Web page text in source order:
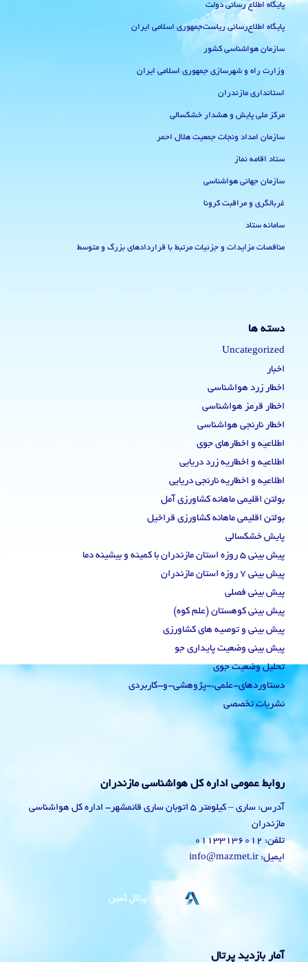
پایگاه اطلاع رسانی دولت
پایگاه اطلاع‌رسانی ریاست‌جمهوری اسلامی ایران
سازمان هواشناسی کشور
وزارت راه و شهرسازی جمهوری اسلامی ایران
استانداری مازندران
مرکز ملی پایش و هشدار خشکسالی
سازمان امداد ونجات جمعیت هلال احمر
ستاد اقامه نماز
سازمان جهانی هواشناسی
غربالگری و مراقبت کرونا
سامانه ستاد
مناقصات مزایدات و جزئیات مرتبط با قراردادهای بزرگ و متوسط
دسته ها
Uncategorized
اخبار
اخطار زرد هواشناسی
اخطار قرمز هواشناسی
اخطار نارنجی هواشناسی
اطلاعیه و اخطارهای جوی
اطلاعیه و اخطاریه زرد دریایی
اطلاعیه و اخطاریه نارنجی دریایی
بولتن اقلیمی ماهانه کشاورزی آمل
بولتن اقلیمی ماهانه کشاورزی قراخیل
پایش خشکسالی
پیش بینی 5 روزه استان مازندران با کمینه و بیشینه دما
پیش بینی 7 روزه استان مازندران
پیش بینی فصلی
پیش بینی کوهستان (علم کوه)
پیش بینی و توصیه های کشاورزی
پیش بینی وضعیت پایداری جو
تحلیل وضعیت جوی
دستاوردهای-علمی،-پژوهشی-و-کاربردی
نشریات تخصصی
روابط عمومی اداره کل هواشناسی مازندران
آدرس: ساری – کیلومتر 5 اتوبان ساری قائمشهر- اداره کل هواشناسی
مازندران
تلفن: 01133136012
ایمیل: info@mazmet.ir
آمار بازدید پرتال